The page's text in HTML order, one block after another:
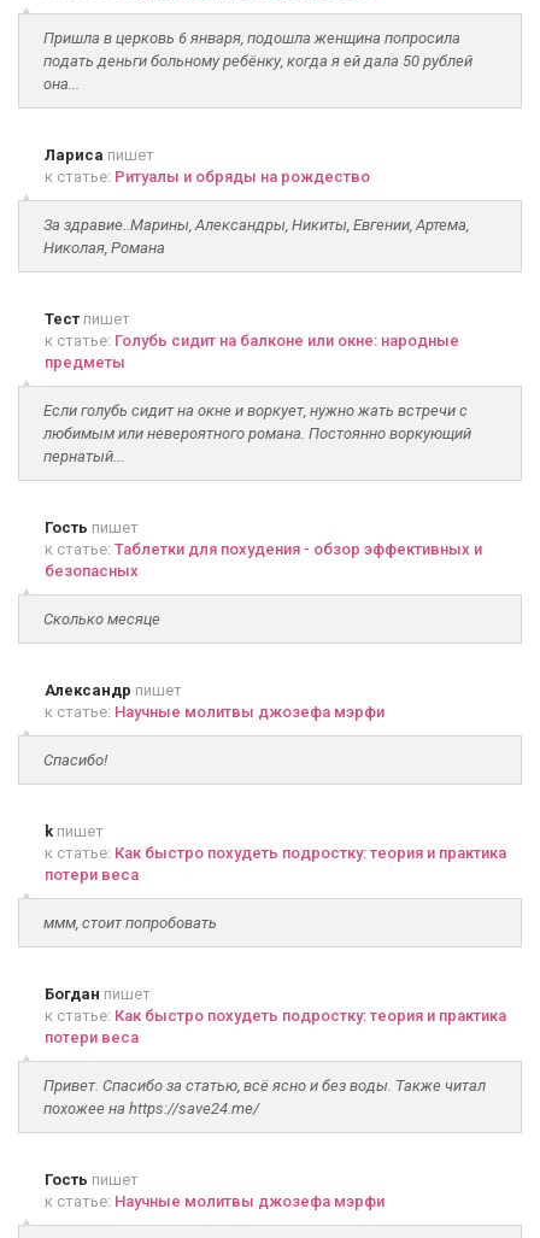
Пришла в церковь 6 января, подошла женщина попросила
подать деньги больному ребёнку, когда я ей дала 50 рублей
она...
Лариса пишет
к статье: Ритуалы и обряды на рождество
За здравие..Марины, Александры, Никиты, Евгении, Артема,
Николая, Романа
Тест пишет
к статье: Голубь сидит на балконе или окне: народные
предметы
Если голубь сидит на окне и воркует, нужно жать встречи с
любимым или невероятного романа. Постоянно воркующий
пернатый...
Гость пишет
к статье: Таблетки для похудения - обзор эффективных и
безопасных
Сколько месяце
Александр пишет
к статье: Научные молитвы джозефа мэрфи
Спасибо!
k пишет
к статье: Как быстро похудеть подростку: теория и практика
потери веса
ммм, стоит попробовать
Богдан пишет
к статье: Как быстро похудеть подростку: теория и практика
потери веса
Привет. Спасибо за статью, всё ясно и без воды. Также читал
похожее на https://save24.me/
Гость пишет
к статье: Научные молитвы джозефа мэрфи